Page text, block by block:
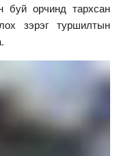
буй орчинд тархсан
зэрэг туршилтын